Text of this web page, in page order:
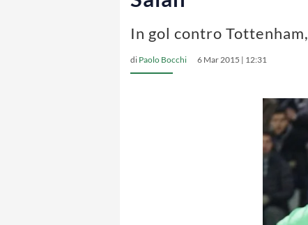
In gol contro
di Paolo Bocchi 6 Mar 2015 | 12:31